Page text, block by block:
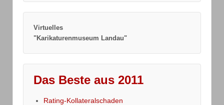
Virtuelles
"Karikaturenmuseum Landau"
Das Beste aus 2011
Rating-Kollateralschaden